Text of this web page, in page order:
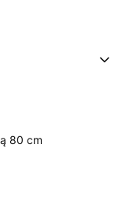
80 cm